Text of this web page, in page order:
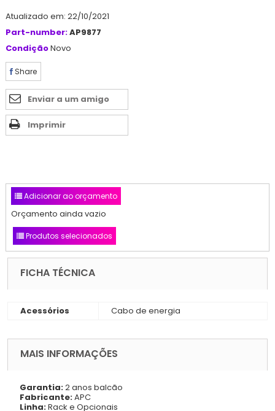
Atualizado em: 22/10/2021
Part-number:AP9877
CondiçãoNovo
Share
Enviar a um amigo
Imprimir
Adicionar ao orçamento
Orçamento ainda vazio
Produtos selecionados
FICHA TÉCNICA
Acessórios Cabo de energia
MAIS INFORMAÇÕES
Garantia:2 anos balcão
Fabricante:APC
Linha:Rack e Opcionais